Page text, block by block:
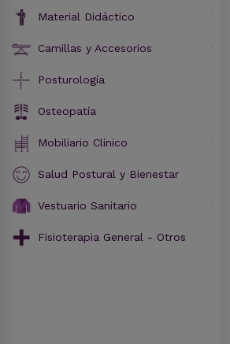
Material Didáctico
Camillas y Accesorios
Posturología
Osteopatía
Mobiliario Clínico
Salud Postural y Bienestar
Vestuario Sanitario
Fisioterapia General - Otros